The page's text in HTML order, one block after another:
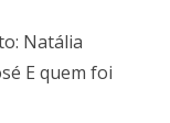
Natália
E quem foi